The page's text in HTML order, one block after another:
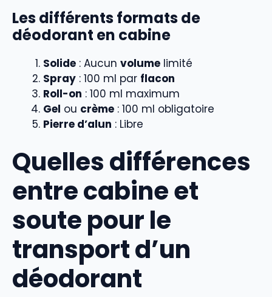
Les différents formats de
déodorant en cabine
Solide : Aucun volume limité
Spray : 100 ml par flacon
Roll-on : 100 ml maximum
Gel ou crème : 100 ml obligatoire
Pierre d’alun : Libre
Quelles différences
entre cabine et
soute pour le
transport d’un
déodorant